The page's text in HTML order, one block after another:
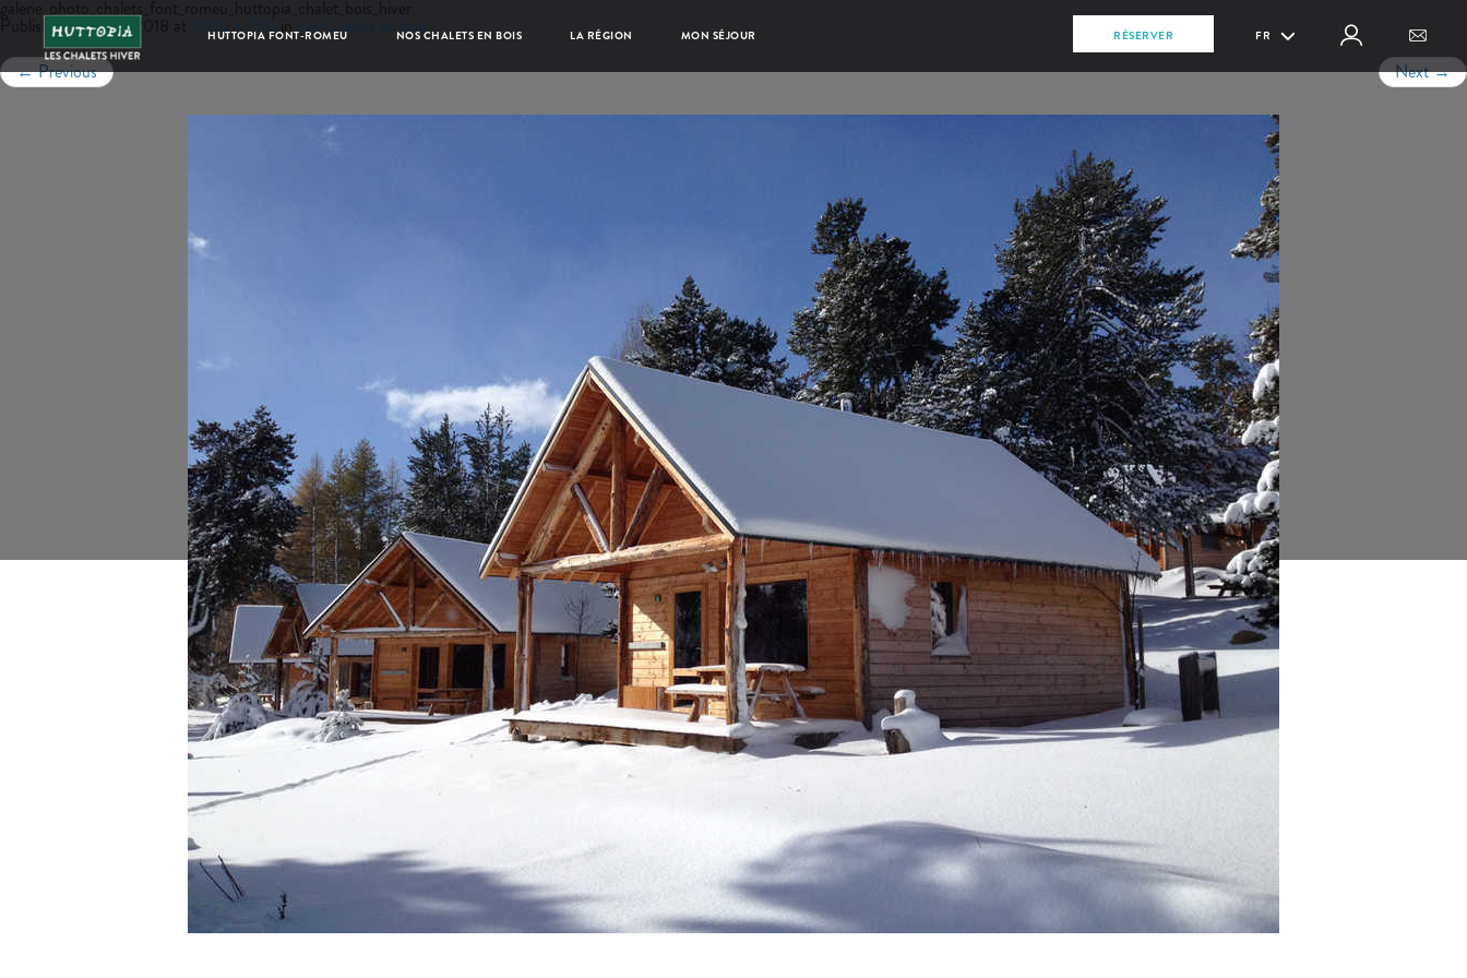
HUTTOPIA FONT-ROMEU NOS CHALETS EN BOIS LA RÉGION MON SÉJOUR RÉSERVER FR
galerie_photo_chalets_font_romeu_huttopia_chalet_bois_hiver
Publishedjuillet 18, 2018 1000 × 750inLes Chalets en bois
←Previous Next→